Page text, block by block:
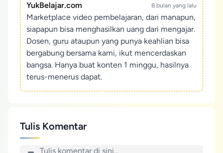
YukBelajar.com 8 bulan yang lalu
Marketplace video pembelajaran, dari manapun,
siapapun bisa menghasilkan uang dari mengajar.
Dosen, guru ataupun yang punya keahlian bisa
bergabung bersama kami, ikut mencerdaskan
bangsa. Hanya buat konten 1 minggu, hasilnya
terus-menerus dapat.
Tulis Komentar